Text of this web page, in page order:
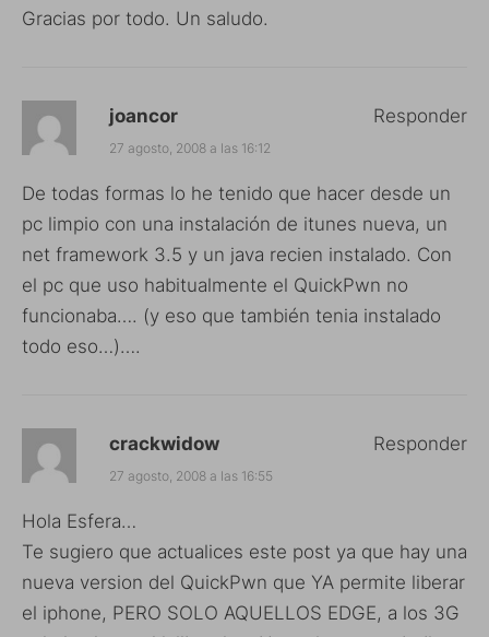
Gracias por todo. Un saludo.
joancor
27 agosto, 2008 a las 16:12
De todas formas lo he tenido que hacer desde un
pc limpio con una instalación de itunes nueva, un
net framework 3.5 y un java recien instalado. Con
el pc que uso habitualmente el QuickPwn no
funcionaba…. (y eso que también tenia instalado
todo eso…)….
Responder
crackwidow
27 agosto, 2008 a las 16:55
Hola Esfera…
Te sugiero que actualices este post ya que hay una
nueva version del QuickPwn que YA permite liberar
el iphone, PERO SOLO AQUELLOS EDGE, a los 3G
Responder